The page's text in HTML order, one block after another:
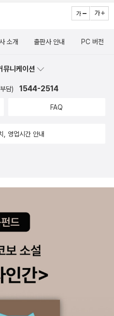
소개 출판사 안내 PC 버전
뮤니케이션
담) 1544-2514
FAQ
, 영업시간 안내